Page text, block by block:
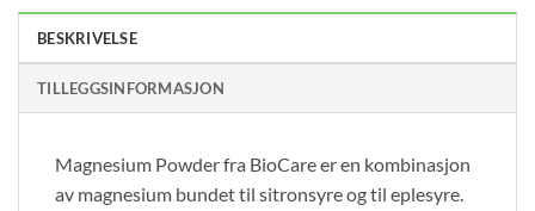
BESKRIVELSE
TILLEGGSINFORMASJON
Magnesium Powder fra BioCare er en kombinasjon
av magnesium bundet til sitronsyre og til eplesyre.